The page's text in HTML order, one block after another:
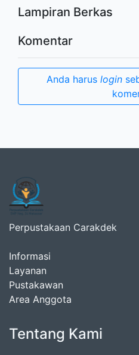
Lampiran Berkas
Komentar
Anda harus login
Perpustakaan Carakdek
Informasi
Layanan
Pustakawan
Area Anggota
Tentang Kami